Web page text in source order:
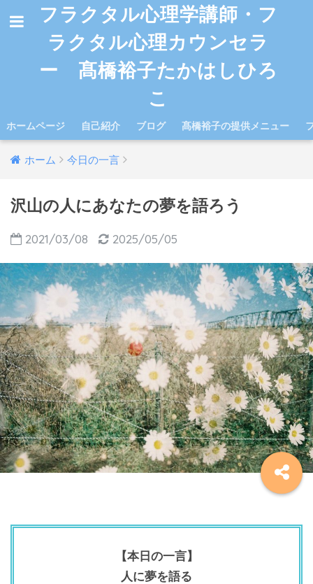
フラクタル心理学講師・フ
ラクタル心理カウンセラ
ー 髙橋裕子たかはしひろ
こ
ホームページ 自己紹介 ブログ 髙橋裕子の提供メニュー
ホーム 今日の一言
沢山の人にあなたの夢を語ろう
2021/03/08 2025/05/05
【本日の一言】
人に夢を語る